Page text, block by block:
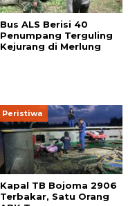
Bus ALS Berisi 40
Penumpang Terguling
Kejurang di Merlung
Peristiwa
Kapal TB Bojoma 2906
Terbakar, Satu Orang